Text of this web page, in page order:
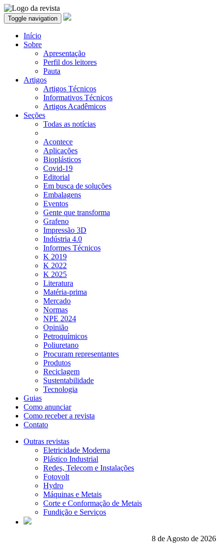
Toggle navigation
Início
Sobre
Apresentação
Perfil dos leitores
Pauta
Artigos
Artigos Técnicos
Informativos Técnicos
Artigos Acadêmicos
Seções
Todas as notícias
Acontece
Aplicações
Bioplásticos
Covid-19
Editorial
Em busca de soluções
Embalagens
Eventos
Gente que transforma
Grafeno
Impressão 3D
Indústria 4.0
Informes Técnicos
K 2019
K 2022
K 2025
Literatura
Matéria-prima
Mercado
Normas
NPE 2024
Opinião
Petroquímicos
Poliuretano
Procuram representantes
Produtos
Reciclagem
Sustentabilidade
Tecnologia
Guias
Como anunciar
Como receber a revista
Contato
Outras revistas
Eletricidade Moderna
Plástico Industrial
Redes, Telecom e Instalações
Fotovolt
Hydro
Máquinas e Metais
Corte e Conformação de Metais
Fundição e Serviços
8 de Agosto de 2026